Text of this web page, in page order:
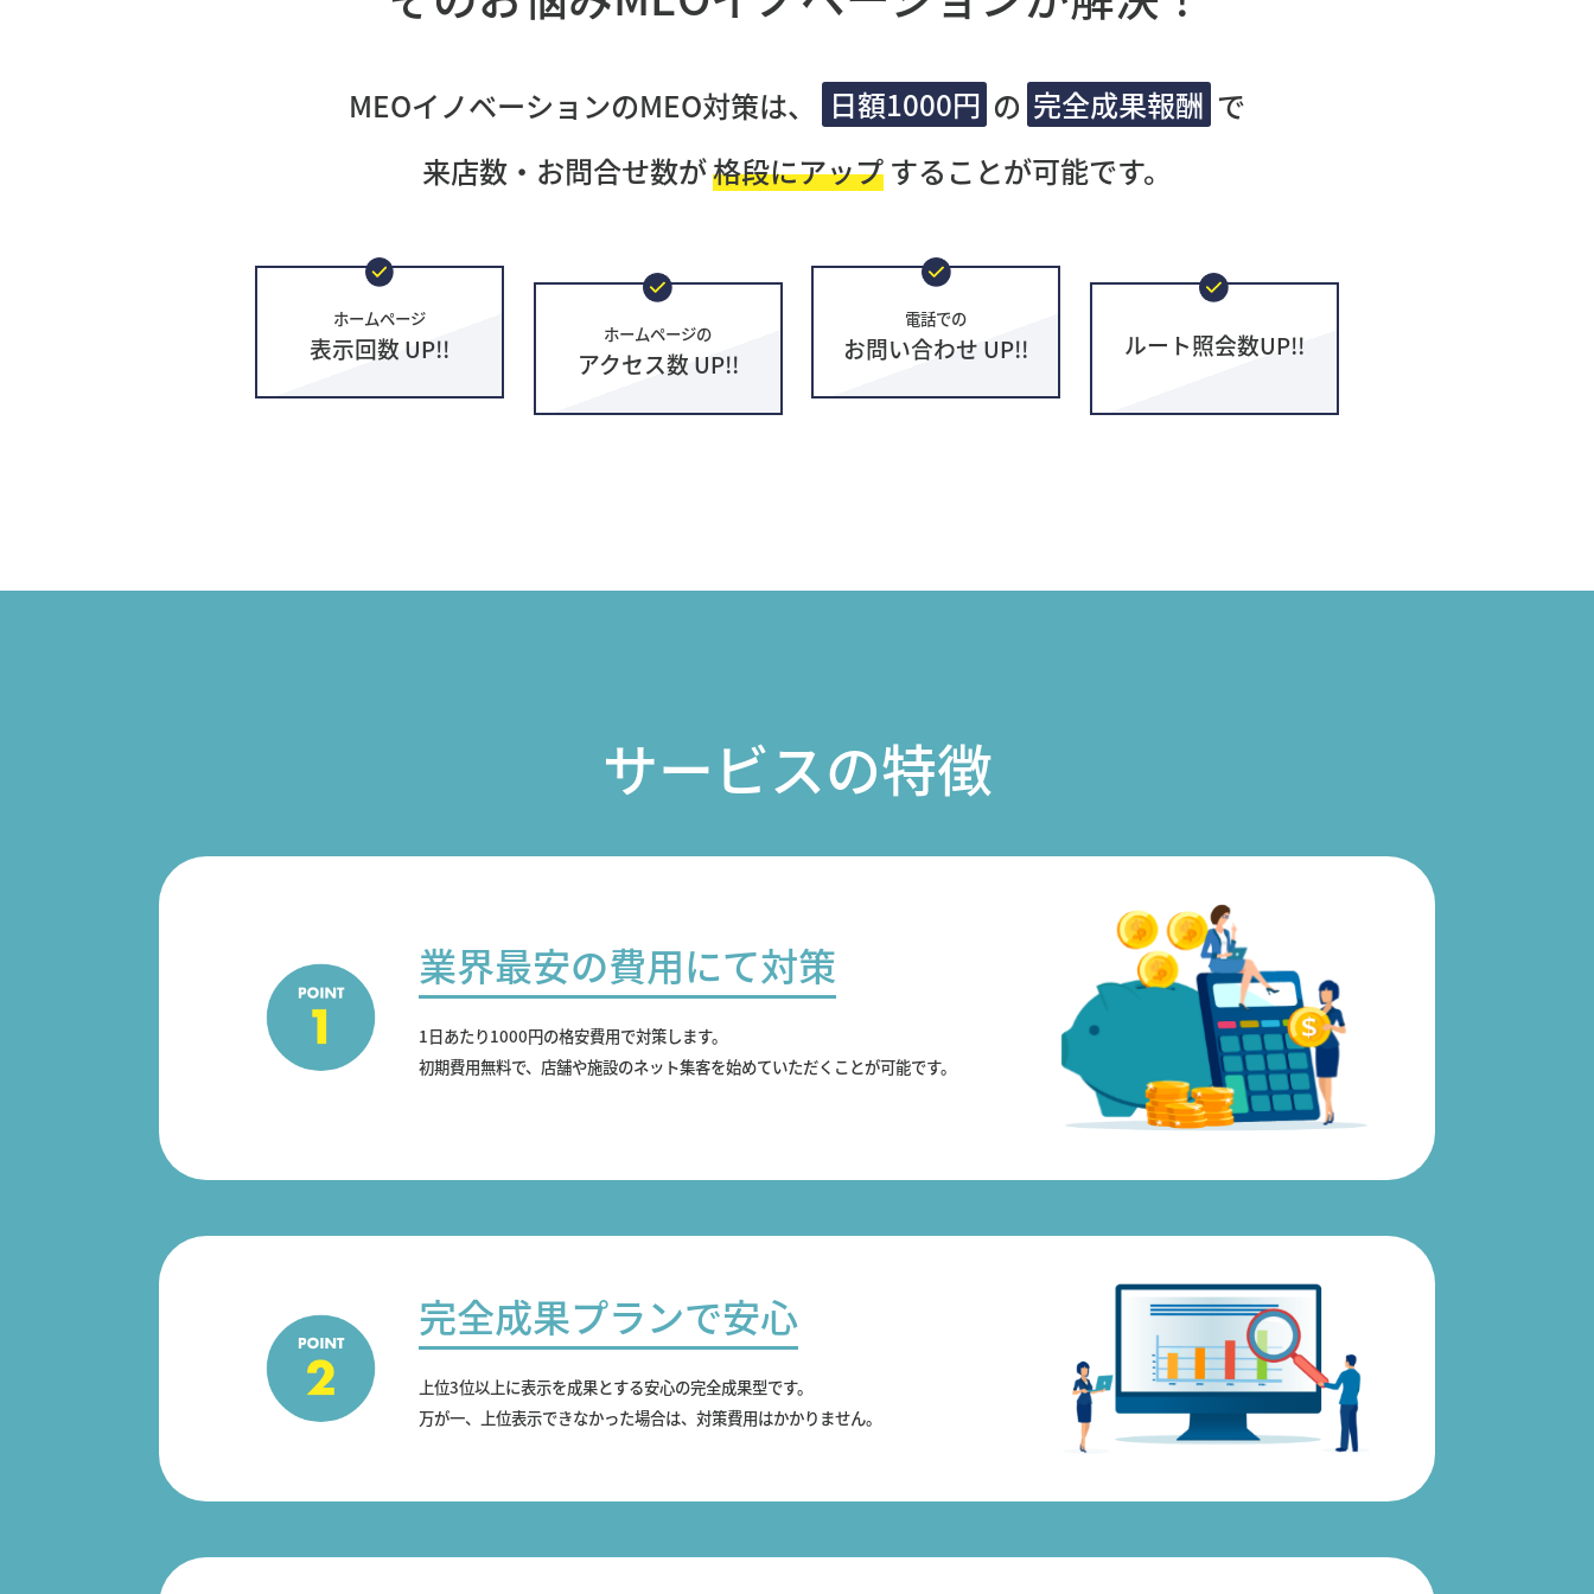
MEOイノベーションのMEO対策は、 日額1000円 の 完全成果報酬 で
来店数・お問合せ数が格段にアップすることが可能です。
ホームページ
表示回数 UP!! ホームページの
アクセス数 UP!!
電話での
お問い合わせ UP!! ルート照会数UP!!
サービスの特徴
業界最安の費用にて対策
1日あたり1000円の格安費用で対策します。
初期費用無料で、店舗や施設のネット集客を始めていただくことが可能です。
完全成果プランで安心
上位3位以上に表示を成果とする安心の完全成果型です。
万が一、上位表示できなかった場合は、対策費用はかかりません。